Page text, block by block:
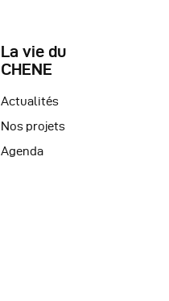
La vie du
CHENE
Actualités
Nos projets
Agenda